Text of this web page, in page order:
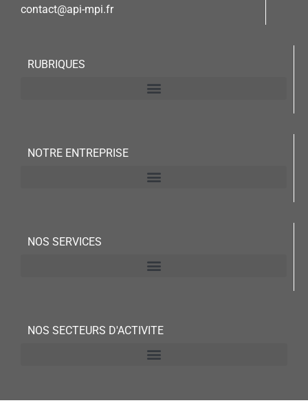
contact@api-mpi.fr
RUBRIQUES
NOTRE ENTREPRISE
NOS SERVICES
NOS SECTEURS D'ACTIVITE